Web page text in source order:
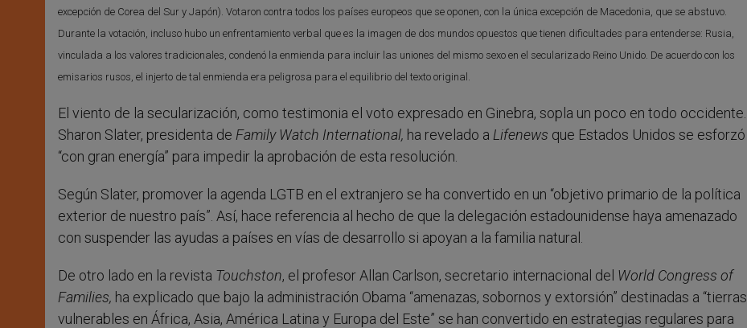
excepción de Corea del Sur y Japón) . Votaron contra todos los países europeos que se oponen, con la única excepción de Macedonia, que se abstuvo.
Durante la votación, incluso hubo un enfrentamiento verbal que es la imagen de dos mundos opuestos que tienen dificultades para entenderse: Rusia,
vinculada a los valores tradicionales, condenó la enmienda para incluir las uniones del mismo sexo en el secularizado Reino Unido. De acuerdo con los
emisarios rusos, el injerto de tal enmienda era peligrosa para el equilibrio del texto original.
El viento de la secularización, como testimonia el voto expresado en Ginebra, sopla un poco en todo occidente.
Sharon Slater, presidenta de Family Watch International, ha revelado a Lifenews que Estados Unidos se esforzó
“con gran energía” para impedir la aprobación de esta resolución.
Según Slater, promover la agenda LGTB en el extranjero se ha convertido en un “objetivo primario de la política
exterior de nuestro país”. Así, hace referencia al hecho de que la delegación estadounidense haya amenazado
con suspender las ayudas a países en vías de desarrollo si apoyan a la familia natural.
De otro lado en la revista Touchston, el profesor Allan Carlson, secretario internacional del World Congress of
Families, ha explicado que bajo la administración Obama “amenazas, sobornos y extorsión” destinadas a “tierras
vulnerables en África, Asia, América Latina y Europa del Este” se han convertido en estrategias regulares para